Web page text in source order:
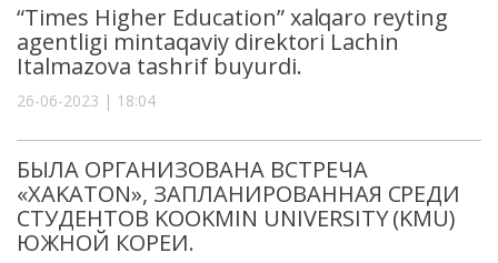
“Times Higher Education” xalqaro reyting
agentligi mintaqaviy direktori Lachin
Italmazova tashrif buyurdi.
26-06-2023 | 18:04
БЫЛА ОРГАНИЗОВАНА ВСТРЕЧА
«XAKATON», ЗАПЛАНИРОВАННАЯ СРЕДИ
СТУДЕНТОВ KOOKMIN UNIVERSITY (KMU)
ЮЖНОЙ КОРЕИ.